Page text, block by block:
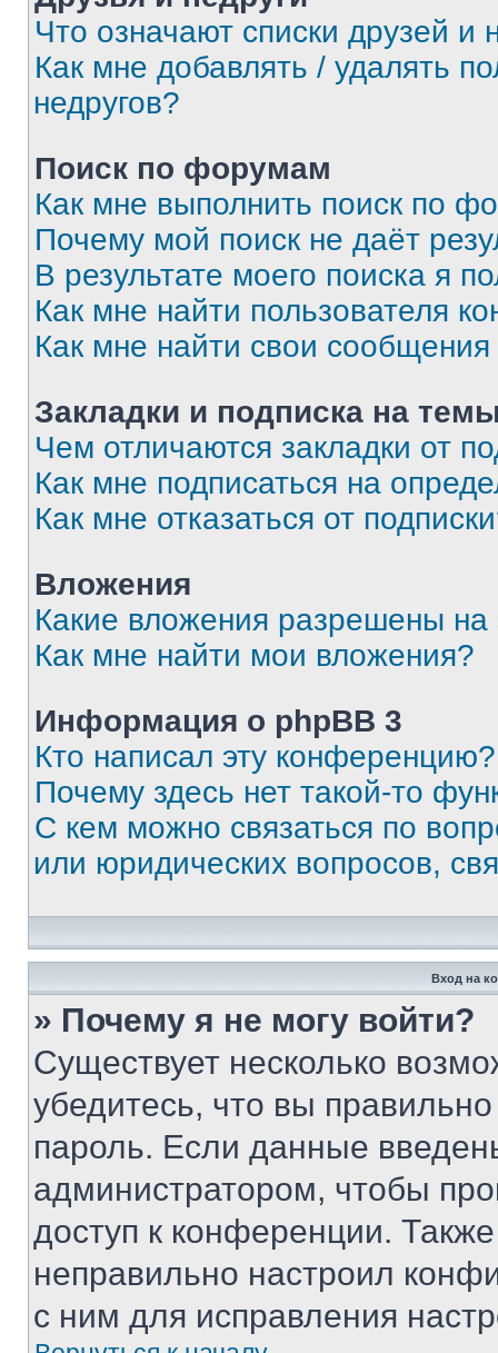
Что означают списки друзей и
Как мне добавлять / удалять
недругов?
Поиск по форумам
Как мне выполнить поиск по
Почему мой поиск не даёт
В результате моего поиска я
Как мне найти пользователя
Как мне найти свои
Закладки и подписка на
Чем отличаются закладки от
Как мне подписаться на
Как мне отказаться от
Вложения
Какие вложения разрешены
Как мне найти мои вложения?
Информация о phpBB 3
Кто написал эту конференцию?
Почему здесь нет такой-то
С кем можно связаться по
или юридических вопросов,
Вход на
» Почему я не могу войти?
Существует несколько
убедитесь, что вы
пароль. Если данные
администратором, чтобы
доступ к конференции.
неправильно настроил
с ним для исправления